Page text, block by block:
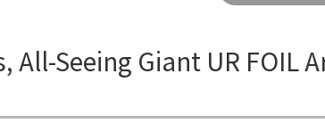
All-Seeing Giant UR FOIL